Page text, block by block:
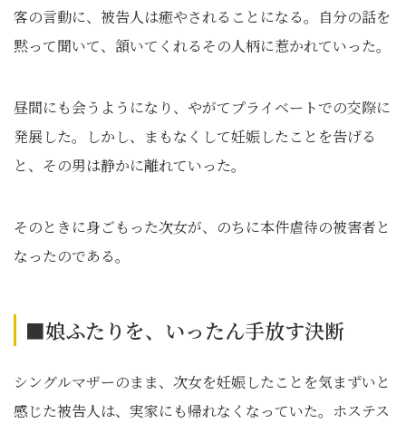
客の言動に、被告人は癒やされることになる。自分の話を
黙って聞いて、頷いてくれるその人柄に惹かれていった。
昼間にも会うようになり、やがてプライベートでの交際に
発展した。しかし、まもなくして妊娠したことを告げる
と、その男は静かに離れていった。
そのときに身ごもった次女が、のちに本件虐待の被害者と
なったのである。
■娘ふたりを、いったん手放す決断
シングルマザーのまま、次女を妊娠したことを気まずいと
感じた被告人は、実家にも帰れなくなっていた。ホステス